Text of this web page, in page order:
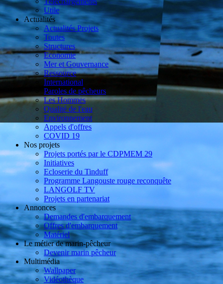
Utile
Actualités
Actualités Projets
Toutes
Structures
Economie
Mer et Gouvernance
Ressource
International
Paroles de pêcheurs
Les Hommes
Qualité de l'eau
Environnement
Appels d'offres
COVID 19
Nos projets
Projets portés par le CDPMEM 29
Initiatives
Ecloserie du Tinduff
Programme Langouste rouge reconquête
LANGOLF TV
Projets en partenariat
Annonces
Demandes d'embarquement
Offres d'embarquement
Matériel
Le métier de marin-pêcheur
Devenir marin pêcheur
Multimédia
Wallpaper
Vidéothèque